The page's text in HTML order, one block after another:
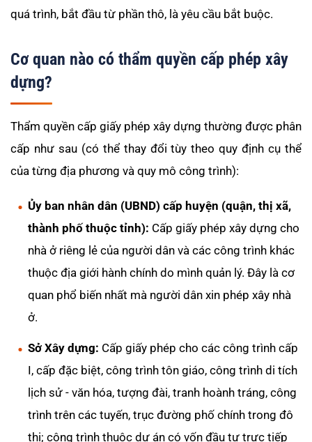
quá trình, bắt đầu từ phần thô, là yêu cầu bắt buộc.
Cơ quan nào có thẩm quyền cấp phép xây
dựng?
Thẩm quyền cấp giấy phép xây dựng thường được phân
cấp như sau (có thể thay đổi tùy theo quy định cụ thể
của từng địa phương và quy mô công trình):
Ủy ban nhân dân (UBND) cấp huyện (quận, thị xã,
thành phố thuộc tỉnh): Cấp giấy phép xây dựng cho
nhà ở riêng lẻ của người dân và các công trình khác
thuộc địa giới hành chính do mình quản lý. Đây là cơ
quan phổ biến nhất mà người dân xin phép xây nhà
ở.
Sở Xây dựng: Cấp giấy phép cho các công trình cấp
I, cấp đặc biệt, công trình tôn giáo, công trình di tích
lịch sử - văn hóa, tượng đài, tranh hoành tráng, công
trình trên các tuyến, trục đường phố chính trong đô
thị; công trình thuộc dự án có vốn đầu tư trực tiếp